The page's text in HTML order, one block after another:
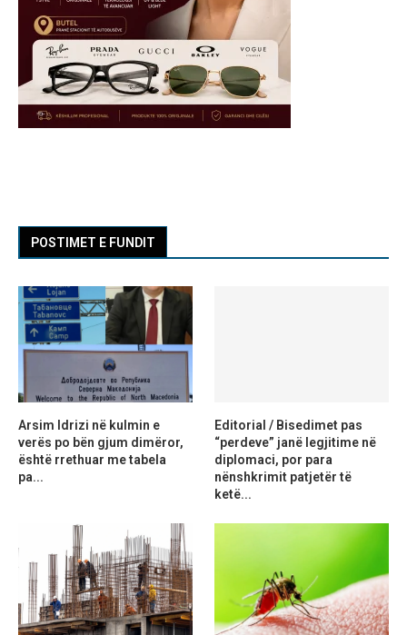
POSTIMET E FUNDIT
Arsim Idrizi në kulmin e
verës po bën gjum dimëror,
është rrethuar me tabela
pa...
Editorial / Bisedimet pas
“perdeve” janë legjitime në
diplomaci, por para
nënshkrimit patjetër të
ketë...